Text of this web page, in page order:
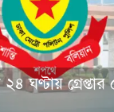
ঘণ্টায় গ্রেপ্তার